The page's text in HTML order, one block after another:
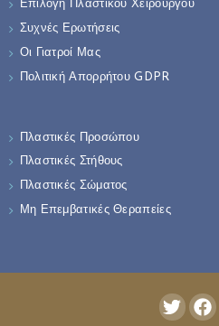
Επιλογή Πλαστικού Χειρουργού
Συχνές Ερωτήσεις
Οι Γιατροί Μας
Πολιτική Απορρήτου GDPR
Πλαστικές Προσώπου
Πλαστικές Στήθους
Πλαστικές Σώματος
Μη Επεμβατικές Θεραπείες